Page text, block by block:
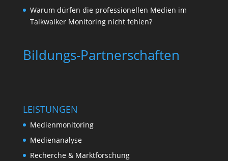
Warum dürfen die professionellen Medien im
Talkwalker Monitoring nicht fehlen?
Bildungs-Partnerschaften
LEISTUNGEN
Medienmonitoring
Medienanalyse
Recherche & Marktforschung